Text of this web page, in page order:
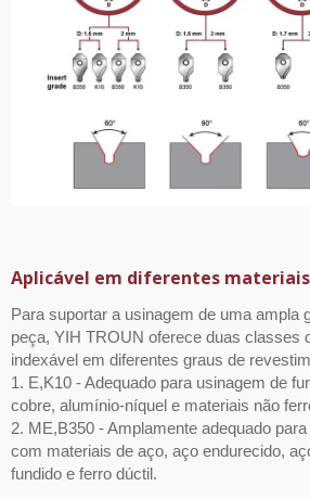
Aplicável em diferentes materiais
Para suportar a usinagem de uma ampla
peça, YIH TROUN oferece duas classes
indexável em diferentes graus de
1. E,K10 - Adequado para usinagem de
cobre, alumínio-níquel e materiais não
2. ME,B350 - Amplamente adequado
com materiais de aço, aço endurecido,
fundido e ferro dúctil.